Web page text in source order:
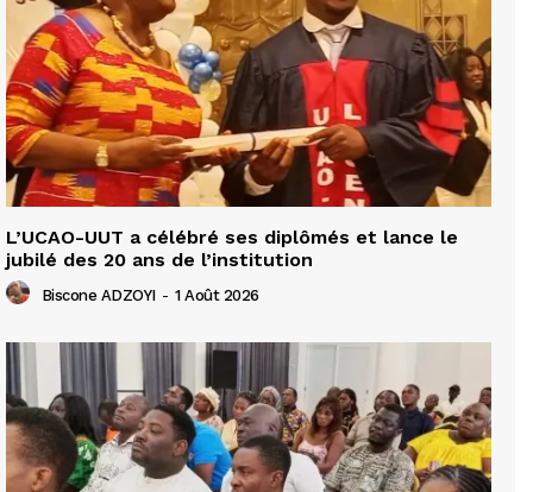
L’UCAO-UUT a célébré ses diplômés et lance le
jubilé des 20 ans de l’institution
Biscone ADZOYI - 1 Août 2026